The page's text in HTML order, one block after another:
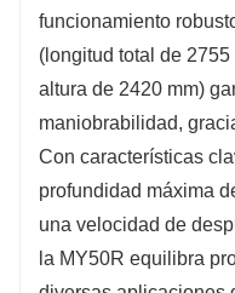
funcionamiento
(longitud total de
altura de 2420 mm)
maniobrabilidad,
Con características
profundidad máxima
una velocidad de
la MY50R equilibra